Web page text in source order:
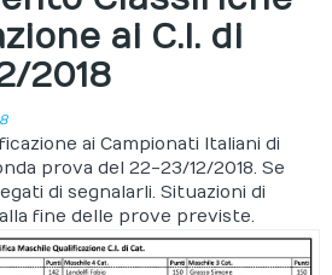
ai C.I. di
2018
ai Campionati Italiani di
prova del 22-23/12/2018. Se
di segnalarli. Situazioni di
fine delle prove previste.